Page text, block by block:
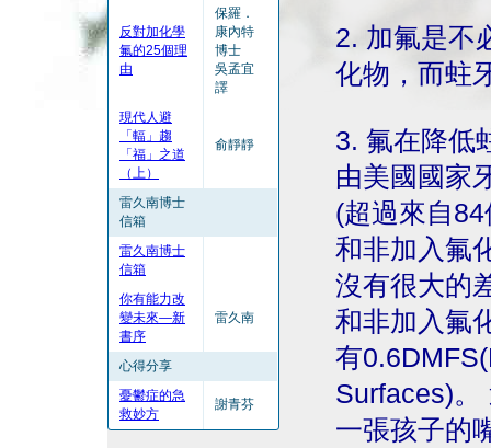
反對加化學
氟的25個理
由
保羅．
康內特
博士
吳孟宜
譯
現代人避
「輻」趨
「福」之道
（上）
俞靜靜
雷久南博士
信箱
雷久南博士
信箱
你有能力改
變未來—新
書序
雷久南
心得分享
憂鬱症的急
救妙方
謝青芬
2. 加氟是不
化物，而蛀
3. 氟在降低
由美國國家
(超過來自
和非加入氟
沒有很大的
和非加入氟
有
Surfaces)。
一張孩子的